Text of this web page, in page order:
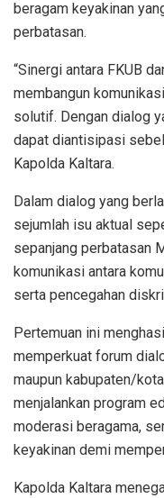
beragam keyakinan
perbatasan.
“Sinergi antara FKUB
membangun
solutif. Dengan dialog
dapat diantisipasi
Kapolda Kaltara.
Dalam dialog yang
sejumlah isu aktual
sepanjang perbatasan
komunikasi antara
serta pencegahan
Pertemuan ini
memperkuat forum
maupun kabupaten/
menjalankan program
moderasi beragama,
keyakinan demi
Kapolda Kaltara